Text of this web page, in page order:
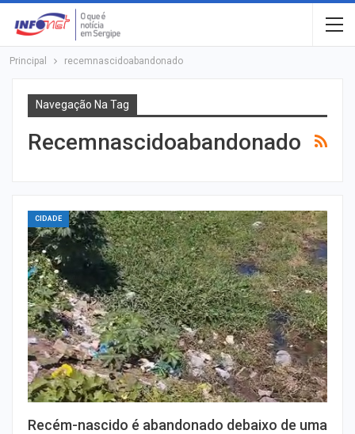
Principal recemnascidoabandonado
Navegação Na Tag
Recemnascidoabandonado
CIDADE
Recém-nascido é abandonado debaixo de uma